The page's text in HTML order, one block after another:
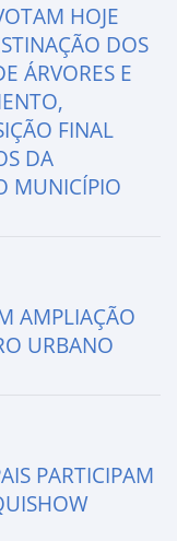
HOJE
DOS
ÁRVORES E
FINAL
DA
MUNICÍPIO
AMPLIAÇÃO
URBANO
PARTICIPAM